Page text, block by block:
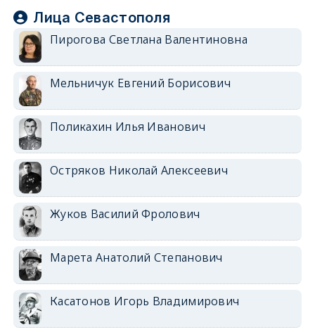
Лица Севастополя
Пирогова Светлана Валентиновна
Мельничук Евгений Борисович
Поликахин Илья Иванович
Остряков Николай Алексеевич
Жуков Василий Фролович
Марета Анатолий Степанович
Касатонов Игорь Владимирович